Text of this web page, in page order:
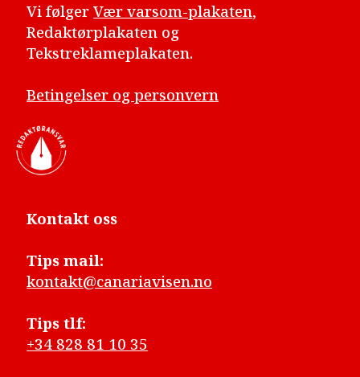
Vi følgerVær varsom-plakaten,
Redaktørplakaten og
Tekstreklameplakaten.
Betingelser og personvern
Kontakt oss
Tips mail:
kontakt@canariavisen.no
Tips tlf:
+34 828 81 10 35